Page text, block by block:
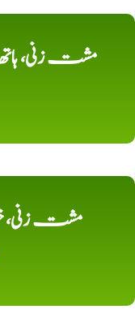
مشت زنی،
مشت زنی،